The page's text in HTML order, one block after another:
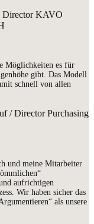
Director KAVO
Möglichkeiten es für
gibt. Das Modell
schnell von allen
/ Director Purchasing
und meine Mitarbeiter
aufrichtigen
Wir haben sicher das
als unsere